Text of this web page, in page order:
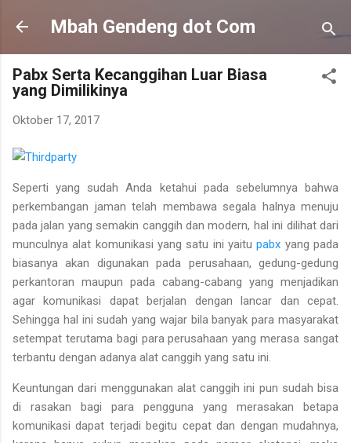
Langsung ke konten utama
Mbah Gendeng dot Com
Pabx Serta Kecanggihan Luar Biasa
yang Dimilikinya
Oktober 17, 2017
Seperti yang sudah Anda ketahui pada sebelumnya bahwa
perkembangan jaman telah membawa segala halnya menuju
pada jalan yang semakin canggih dan modern, hal ini dilihat dari
munculnya alat komunikasi yang satu ini yaitupabx yang pada
biasanya akan digunakan pada perusahaan, gedung-gedung
perkantoran maupun pada cabang-cabang yang menjadikan
agar komunikasi dapat berjalan dengan lancar dan cepat.
Sehingga hal ini sudah yang wajar bila banyak para masyarakat
setempat terutama bagi para perusahaan yang merasa sangat
terbantu dengan adanya alat canggih yang satu ini.
Keuntungan dari menggunakan alat canggih ini pun sudah bisa
di rasakan bagi para pengguna yang merasakan betapa
komunikasi dapat terjadi begitu cepat dan dengan mudahnya,